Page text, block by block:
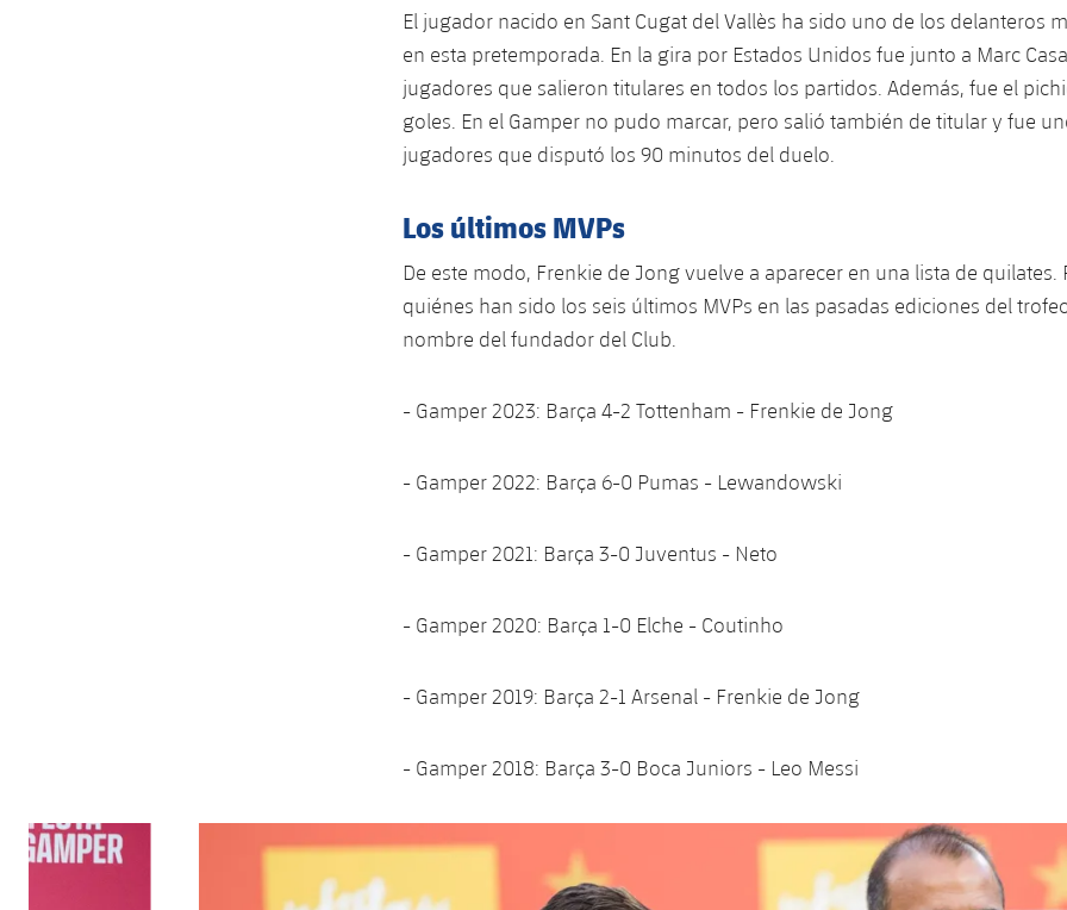
El jugador nacido en Sant Cugat del Vallès ha sido uno de los delanteros
en esta pretemporada. En la gira por Estados Unidos fue junto a Marc
jugadores que salieron titulares en todos los partidos. Además, fue el
goles. En el Gamper no pudo marcar, pero salió también de titular y fue
jugadores que disputó los 90 minutos del duelo.
Los últimos MVPs
De este modo, Frenkie de Jong vuelve a aparecer en una lista de quilates.
quiénes han sido los seis últimos MVPs en las pasadas ediciones del
nombre del fundador del Club.
- Gamper 2023: Barça 4-2 Tottenham - Frenkie de Jong
- Gamper 2022: Barça 6-0 Pumas - Lewandowski
- Gamper 2021: Barça 3-0 Juventus - Neto
- Gamper 2020: Barça 1-0 Elche - Coutinho
- Gamper 2019: Barça 2-1 Arsenal - Frenkie de Jong
- Gamper 2018: Barça 3-0 Boca Juniors - Leo Messi
Anterior
label.aria.chevronleft